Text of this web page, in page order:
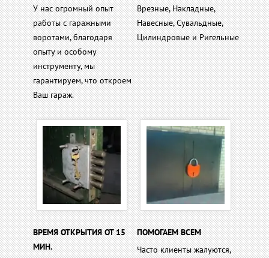
У нас огромный опыт
работы с гаражными
воротами, благодаря
опыту и особому
инструменту, мы
гарантируем, что откроем
Ваш гараж.
Врезные, Накладные,
Навесные, Сувальдные,
Цилиндровые и Ригельные
ВРЕМЯ ОТКРЫТИЯ ОТ 15
МИН.
ПОМОГАЕМ ВСЕМ
Часто клиенты жалуются,